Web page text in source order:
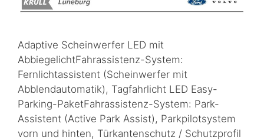
Adaptive Scheinwerfer LED mit
AbbiegelichtFahrassistenz-System:
Fernlichtassistent (Scheinwerfer mit
Abblendautomatik), Tagfahrlicht LED Easy-
Parking-PaketFahrassistenz-System: Park-
Assistent (Active Park Assist), Parkpilotsystem
vorn und hinten, Türkantenschutz / Schutzprofil